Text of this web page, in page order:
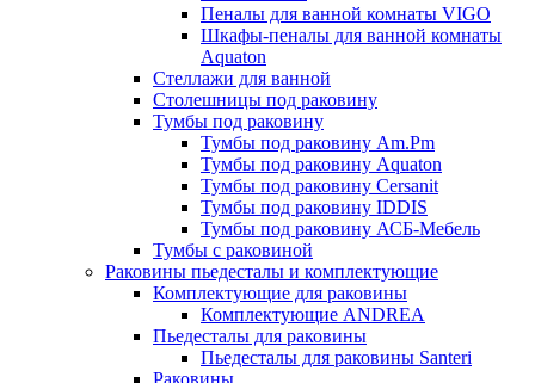
Пеналы для ванной комнаты VIGO
Шкафы-пеналы для ванной комнаты
Aquaton
Стеллажи для ванной
Столешницы под раковину
Тумбы под раковину
Тумбы под раковину Am.Pm
Тумбы под раковину Aquaton
Тумбы под раковину Cersanit
Тумбы под раковину IDDIS
Тумбы под раковину АСБ-Мебель
Тумбы с раковиной
Раковины пьедесталы и комплектующие
Комплектующие для раковины
Комплектующие ANDREA
Пьедесталы для раковины
Пьедесталы для раковины Santeri